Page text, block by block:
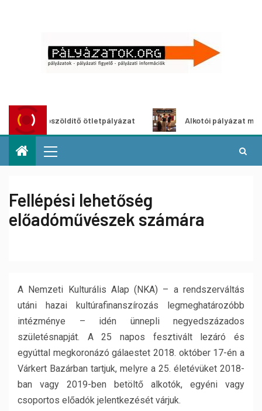
Városzöldítő ötletpályázat Alkotói pályázat
Fellépési lehetőség
előadóművészek számára
A Nemzeti Kulturális Alap (NKA) – a rendszerváltás
utáni hazai kultúrafinanszírozás legmeghatározóbb
intézménye – idén ünnepli negyedszázados
születésnapját. A 25 napos fesztivált lezáró és
egyúttal megkoronázó gálaestet 2018. október 17-én a
Várkert Bazárban tartjuk, melyre a 25. életévüket 2018-
ban vagy 2019-ben betöltő alkotók, egyéni vagy
csoportos előadók jelentkezését várjuk.